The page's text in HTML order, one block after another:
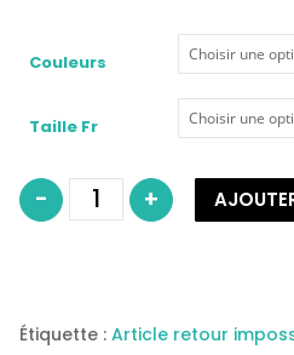
Couleurs
Taille Fr
- quantité
ANITA
réf
1095
+
Étiquette : Article retour